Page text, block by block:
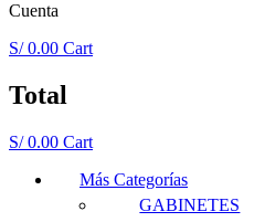
Cuenta
S/0.00 Cart
Total
S/0.00 Cart
Más Categorías
GABINETES